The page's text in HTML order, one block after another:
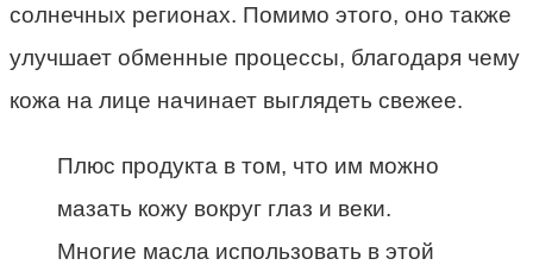
солнечных регионах. Помимо этого, оно также
улучшает обменные процессы, благодаря чему
кожа на лице начинает выглядеть свежее.
Плюс продукта в том, что им можно
мазать кожу вокруг глаз и веки.
Многие масла использовать в этой